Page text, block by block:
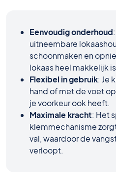
Eenvoudig onderhoud
uitneembare
schoonmaken en
lokaas heel makkelijk
Flexibel in gebruik: Je
hand of met de voet
je voorkeur ook heeft.
Maximale kracht: Het
klemmechanisme
val, waardoor de
verloopt.